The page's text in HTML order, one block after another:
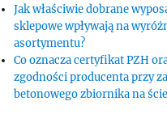
Jak właściwie dobrane
sklepowe wpływają na
asortymentu?
Co oznacza certyfikat PZH
zgodności producenta przy
betonowego zbiornika na